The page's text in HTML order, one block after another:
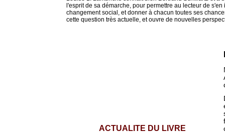
l'esprit de sa démarche, pour permettre au lecteur de
changement social, et donner à chacun toutes ses
cette question très actuelle, et ouvre de nouvelles
ACTUALITE DU LIVRE